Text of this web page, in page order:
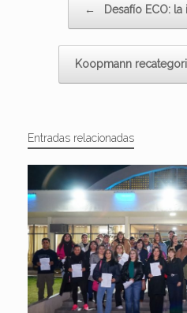
← Desafío ECO:
Koopmann
Entradas relacionadas